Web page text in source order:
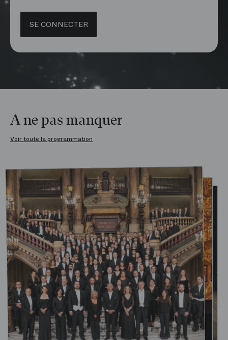
SE CONNECTER
À ne pas manquer
Voir toute la programmation